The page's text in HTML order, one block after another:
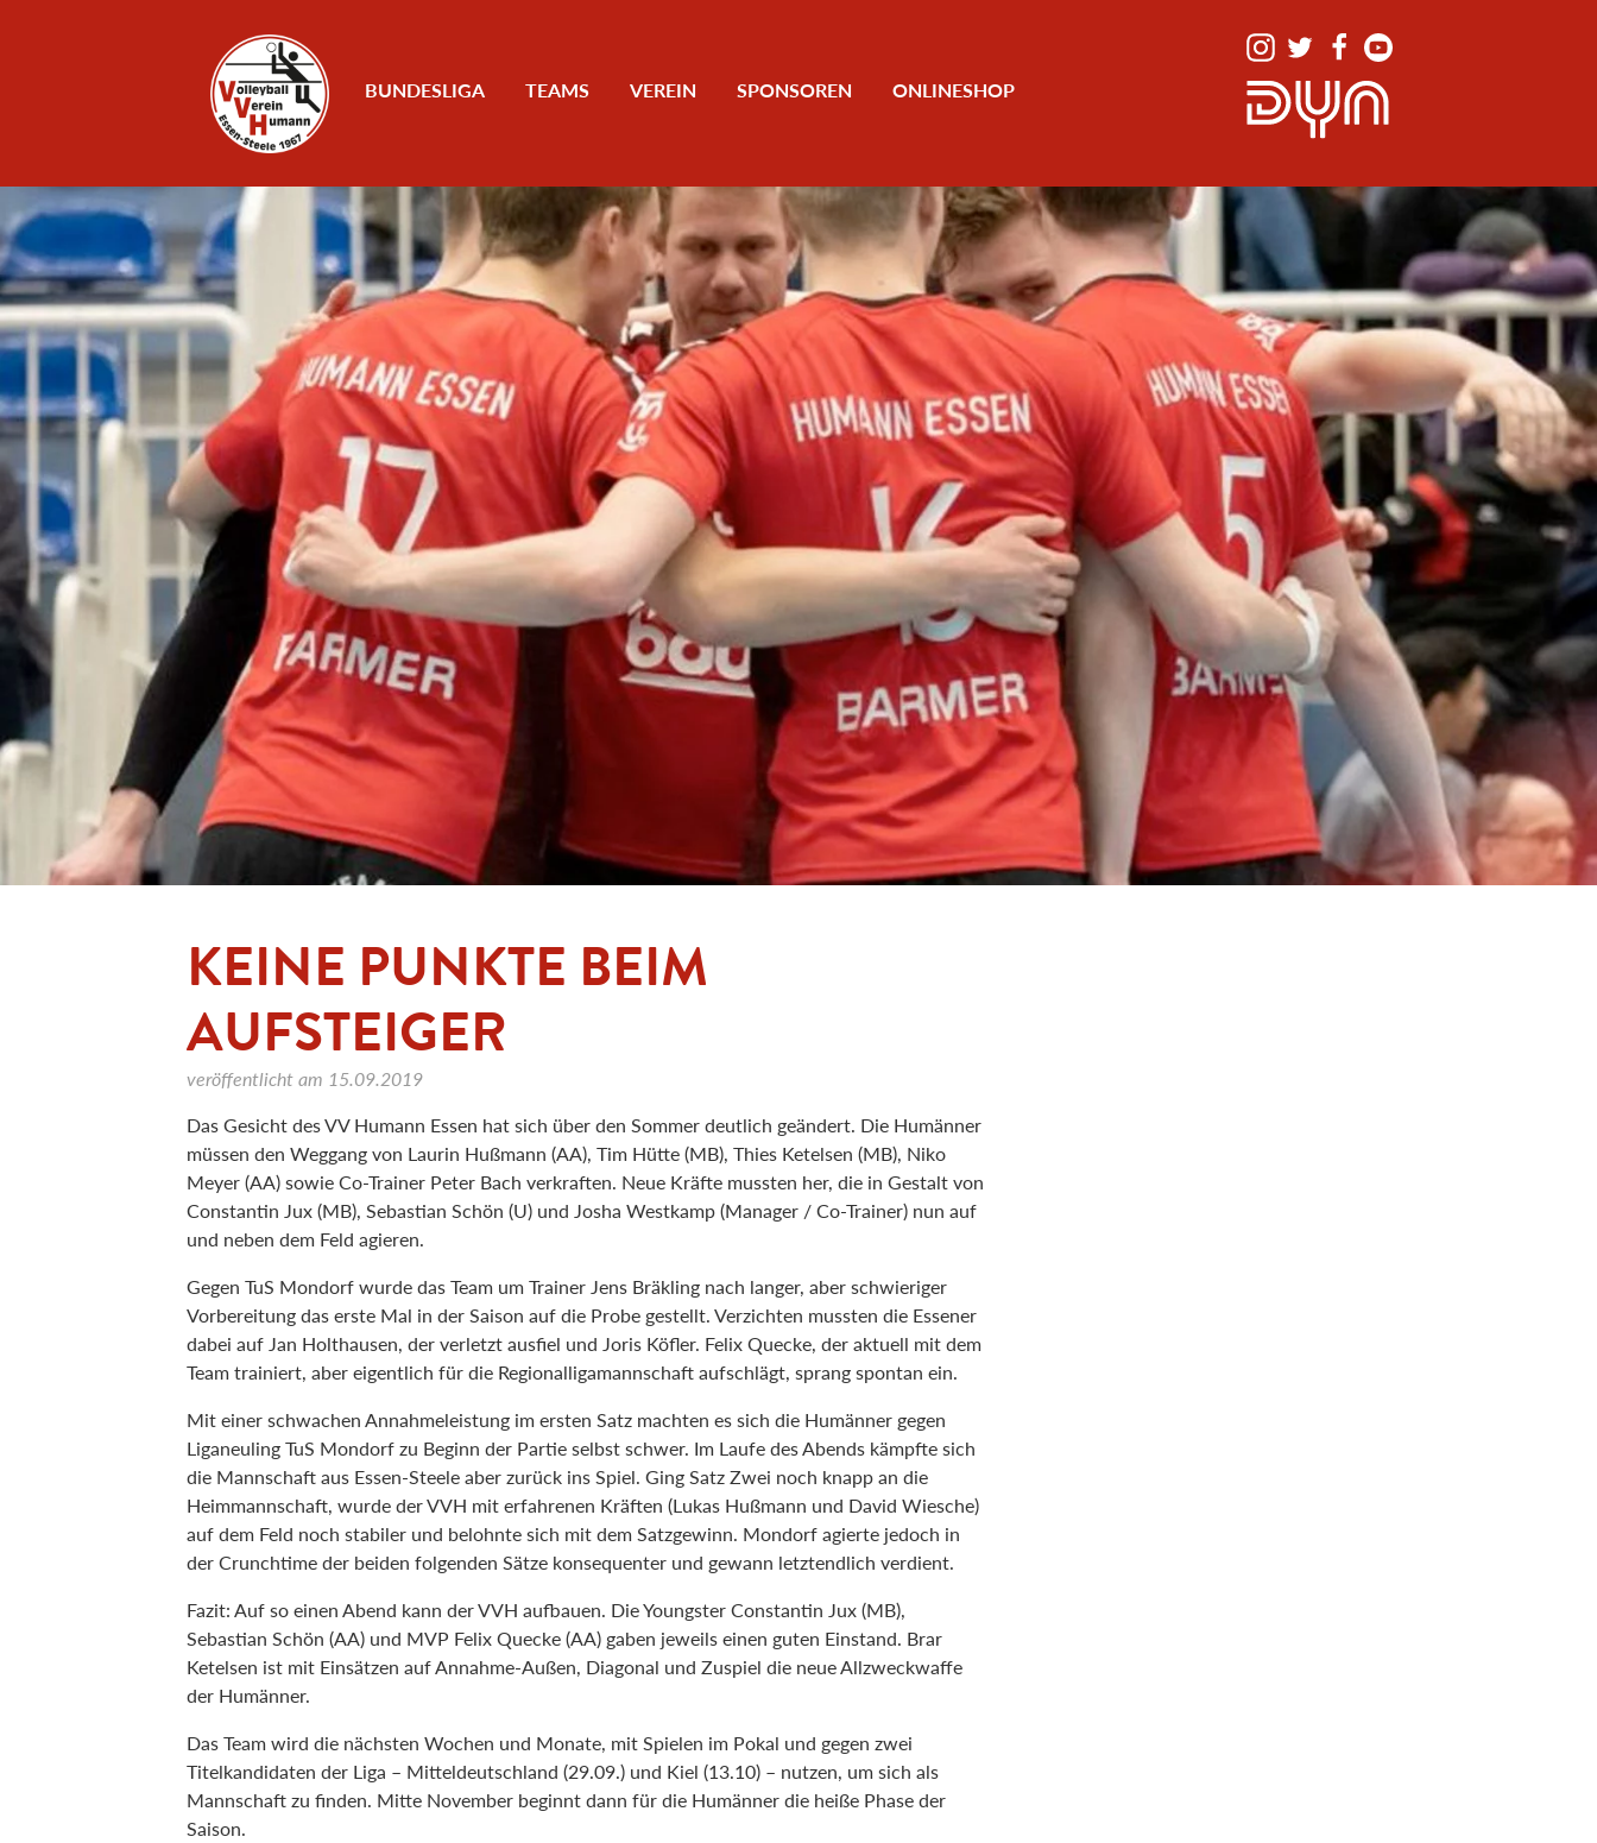
BUNDESLIGA TEAMS VEREIN SPONSOREN ONLINESHOP
KEINE PUNKTE BEIM
AUFSTEIGER
veröffentlicht am 15.09.2019
Das Gesicht des VV Humann Essen hat sich über den Sommer deutlich geändert. Die Humänner
müssen den Weggang von Laurin Hußmann (AA), Tim Hütte (MB), Thies Ketelsen (MB), Niko
Meyer (AA) sowie Co-Trainer Peter Bach verkraften. Neue Kräfte mussten her, die in Gestalt von
Constantin Jux (MB), Sebastian Schön (U) und Josha Westkamp (Manager / Co-Trainer) nun auf
und neben dem Feld agieren.
Gegen TuS Mondorf wurde das Team um Trainer Jens Bräkling nach langer, aber schwieriger
Vorbereitung das erste Mal in der Saison auf die Probe gestellt. Verzichten mussten die Essener
dabei auf Jan Holthausen, der verletzt ausfiel und Joris Köfler. Felix Quecke, der aktuell mit dem
Team trainiert, aber eigentlich für die Regionalligamannschaft aufschlägt, sprang spontan ein.
Mit einer schwachen Annahmeleistung im ersten Satz machten es sich die Humänner gegen
Liganeuling TuS Mondorf zu Beginn der Partie selbst schwer. Im Laufe des Abends kämpfte sich
die Mannschaft aus Essen-Steele aber zurück ins Spiel. Ging Satz Zwei noch knapp an die
Heimmannschaft, wurde der VVH mit erfahrenen Kräften (Lukas Hußmann und David Wiesche)
auf dem Feld noch stabiler und belohnte sich mit dem Satzgewinn. Mondorf agierte jedoch in
der Crunchtime der beiden folgenden Sätze konsequenter und gewann letztendlich verdient.
Fazit: Auf so einen Abend kann der VVH aufbauen. Die Youngster Constantin Jux (MB),
Sebastian Schön (AA) und MVP Felix Quecke (AA) gaben jeweils einen guten Einstand. Brar
Ketelsen ist mit Einsätzen auf Annahme-Außen, Diagonal und Zuspiel die neue Allzweckwaffe
der Humänner.
Das Team wird die nächsten Wochen und Monate, mit Spielen im Pokal und gegen zwei
Titelkandidaten der Liga – Mitteldeutschland (29.09.) und Kiel (13.10) – nutzen, um sich als
Mannschaft zu finden. Mitte November beginnt dann für die Humänner die heiße Phase der
Saison.